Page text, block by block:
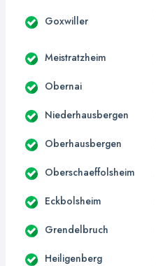
Goxwiller
Meistratzheim
Obernai
Niederhausbergen
Oberhausbergen
Oberschaeffolsheim
Eckbolsheim
Grendelbruch
Heiligenberg